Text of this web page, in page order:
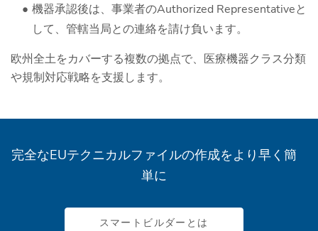
機器承認後は、事業者のAuthorized Representativeと
して、管轄当局との連絡を請け負います。
欧州全土をカバーする複数の拠点で、医療機器クラス分類
や規制対応戦略を支援します。
完全なEUテクニカルファイルの作成をより早く簡
単に
スマートビルダーとは